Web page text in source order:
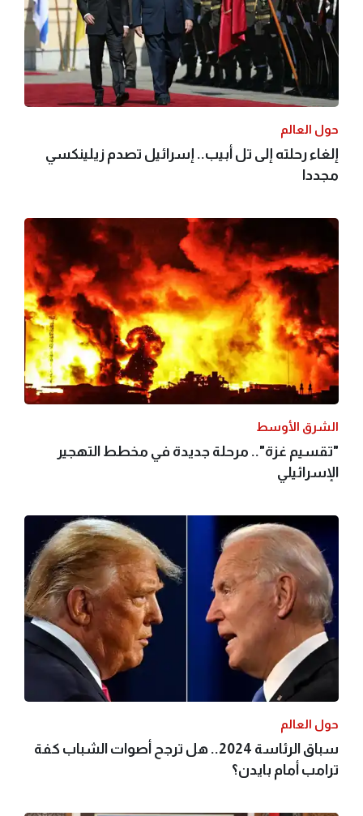
حول العالم
إلغاء رحلته إلى تل أبيب.. إسرائيل تصدم زيلينكسي
مجددا
الشرق الأوسط
"تقسيم غزة".. مرحلة جديدة في مخطط التهجير
الإسرائيلي
حول العالم
سباق الرئاسة 2024.. هل ترجح أصوات الشباب كفة
ترامب أمام بايدن؟